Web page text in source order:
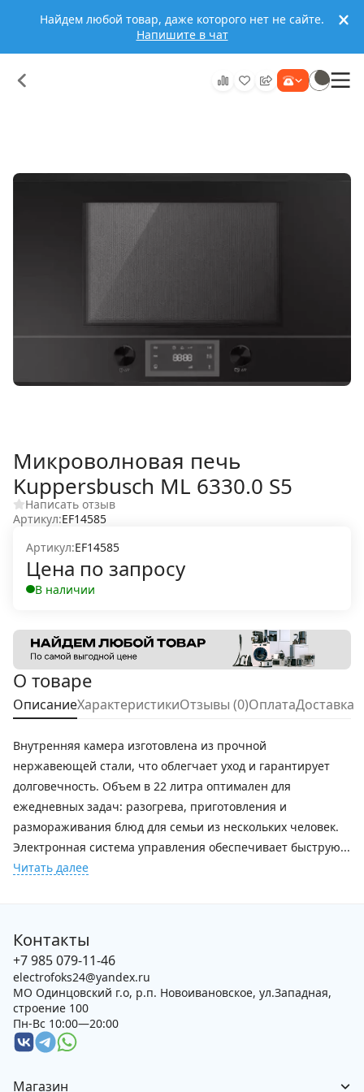
Найдем любой товар, даже которого нет не сайте.
Напишите в чат
Микроволновая печь
Kuppersbusch ML 6330.0 S5
Написать отзыв
Артикул:EF14585
Артикул:EF14585
Цена по запросу
В наличии
О товаре
ОписаниеХарактеристикиОтзывы (0)ОплатаДоставка
Внутренняя камера изготовлена из прочной
нержавеющей стали, что облегчает уход и гарантирует
долговечность. Объем в 22 литра оптимален для
ежедневных задач: разогрева, приготовления и
размораживания блюд для семьи из нескольких человек.
Электронная система управления обеспечивает быструю...
Читать далее
Контакты
+7 985 079-11-46
electrofoks24@yandex.ru
МО Одинцовский г.о, р.п. Новоивановское, ул.Западная,
строение 100
Пн-Вс 10:00—20:00
Магазин